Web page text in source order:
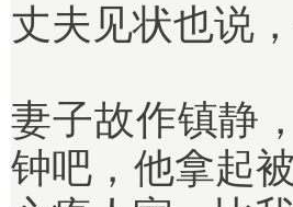
丈夫见状也说
妻子故作镇静
钟吧，他拿起